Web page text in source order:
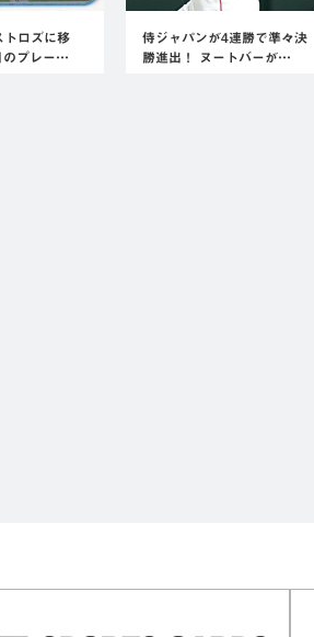
トロズに移
のプレー…
侍ジャパンが4連勝で準々決
勝進出！ ヌートバーが…